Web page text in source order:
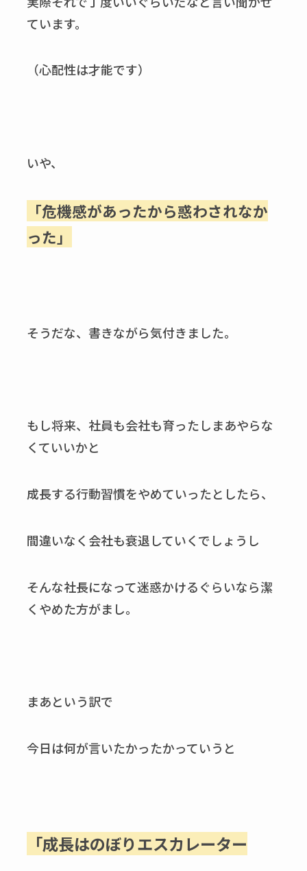
ています。
（心配性は才能です）
いや、
「危機感があったから惑わされなか
った」
そうだな、書きながら気付きました。
もし将来、社員も会社も育ったしまあやらな
くていいかと
成長する行動習慣をやめていったとしたら、
間違いなく会社も衰退していくでしょうし
そんな社長になって迷惑かけるぐらいなら潔
くやめた方がまし。
まあという訳で
今日は何が言いたかったかっていうと
「成長はのぼりエスカレーター